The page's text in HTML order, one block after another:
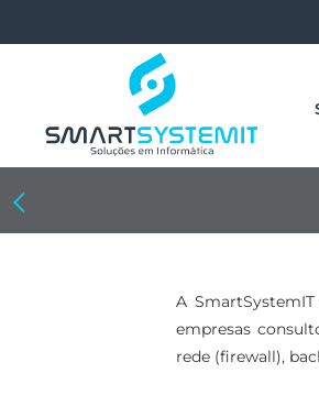
Anterior: Serviços de Informática em Jaguariúna
A
empresas
rede (firewall),